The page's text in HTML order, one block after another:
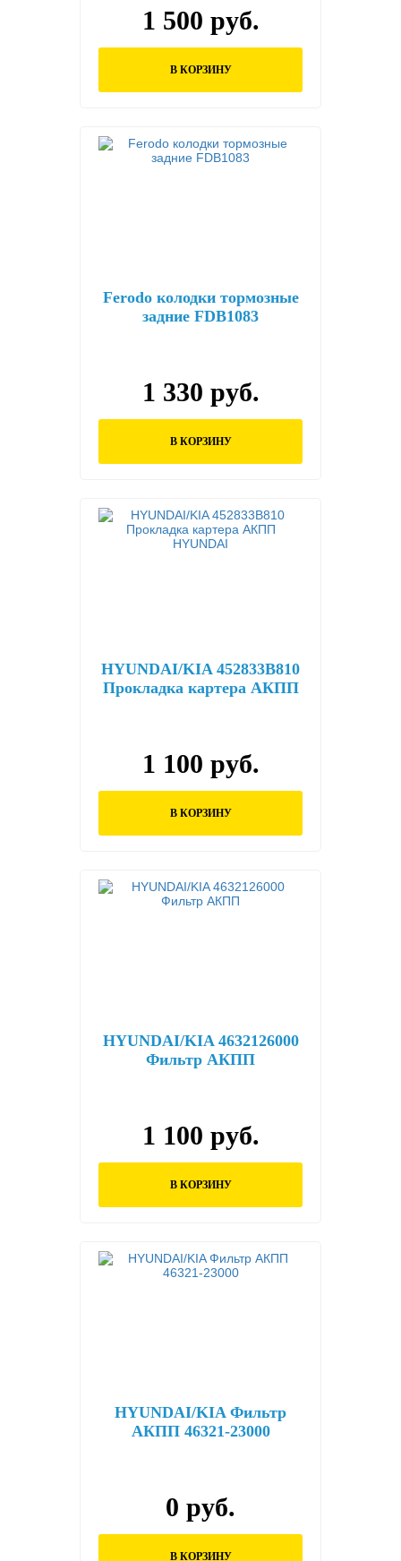
1 500 руб.
В КОРЗИНУ
Ferodo колодки тормозные
задние FDB1083
1 330 руб.
В КОРЗИНУ
HYUNDAI/KIA 452833B810
Прокладка картера АКПП
1 100 руб.
В КОРЗИНУ
HYUNDAI/KIA 4632126000
Фильтр АКПП
1 100 руб.
В КОРЗИНУ
HYUNDAI/KIA Фильтр
АКПП 46321-23000
0 руб.
В КОРЗИНУ